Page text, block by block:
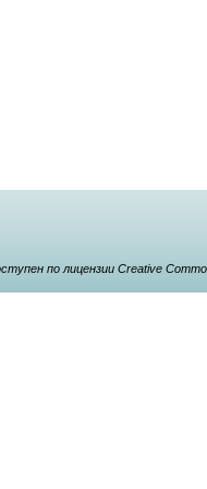
по лицензии Creative